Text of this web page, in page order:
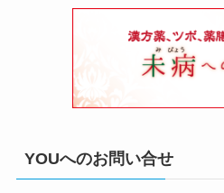
YOUへのお問い合せ